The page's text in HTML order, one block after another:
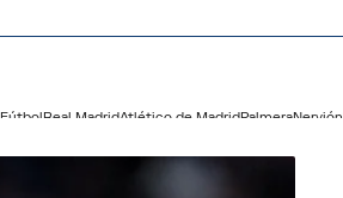
FútbolReal MadridAtlético de MadridPalmeraNervión